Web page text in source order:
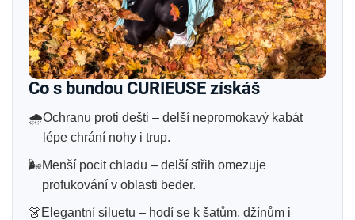
Co s bundou CURIEUSE získáš
🌧️Ochranu proti dešti – delší nepromokavý kabát
lépe chrání nohy i trup.
🌬️Menší pocit chladu – delší střih omezuje
profukování v oblasti beder.
👗 Elegantní siluetu – hodí se k šatům, džínům i